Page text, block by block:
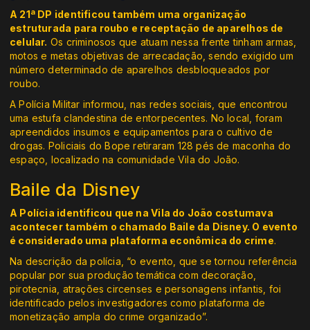
A 21ª DP identificou também uma organização
estruturada para roubo e receptação de aparelhos de
celular. Os criminosos que atuam nessa frente tinham armas,
motos e metas objetivas de arrecadação, sendo exigido um
número determinado de aparelhos desbloqueados por
roubo.
A Polícia Militar informou, nas redes sociais, que encontrou
uma estufa clandestina de entorpecentes. No local, foram
apreendidos insumos e equipamentos para o cultivo de
drogas. Policiais do Bope retiraram 128 pés de maconha do
espaço, localizado na comunidade Vila do João.
Baile da Disney
A Polícia identificou que na Vila do João costumava
acontecer também o chamado Baile da Disney. O evento
é considerado uma plataforma econômica do crime.
Na descrição da polícia, “o evento, que se tornou referência
popular por sua produção temática com decoração,
pirotecnia, atrações circenses e personagens infantis, foi
identificado pelos investigadores como plataforma de
monetização ampla do crime organizado”.